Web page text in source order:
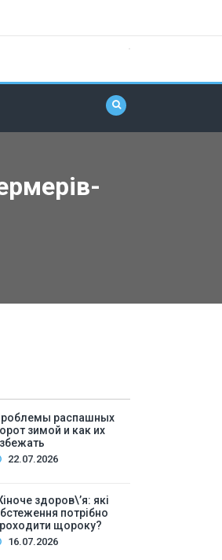
распашных
зимой и как их
22.07.2026
здоров\’я: які
потрібно
щороку?
16.07.2026